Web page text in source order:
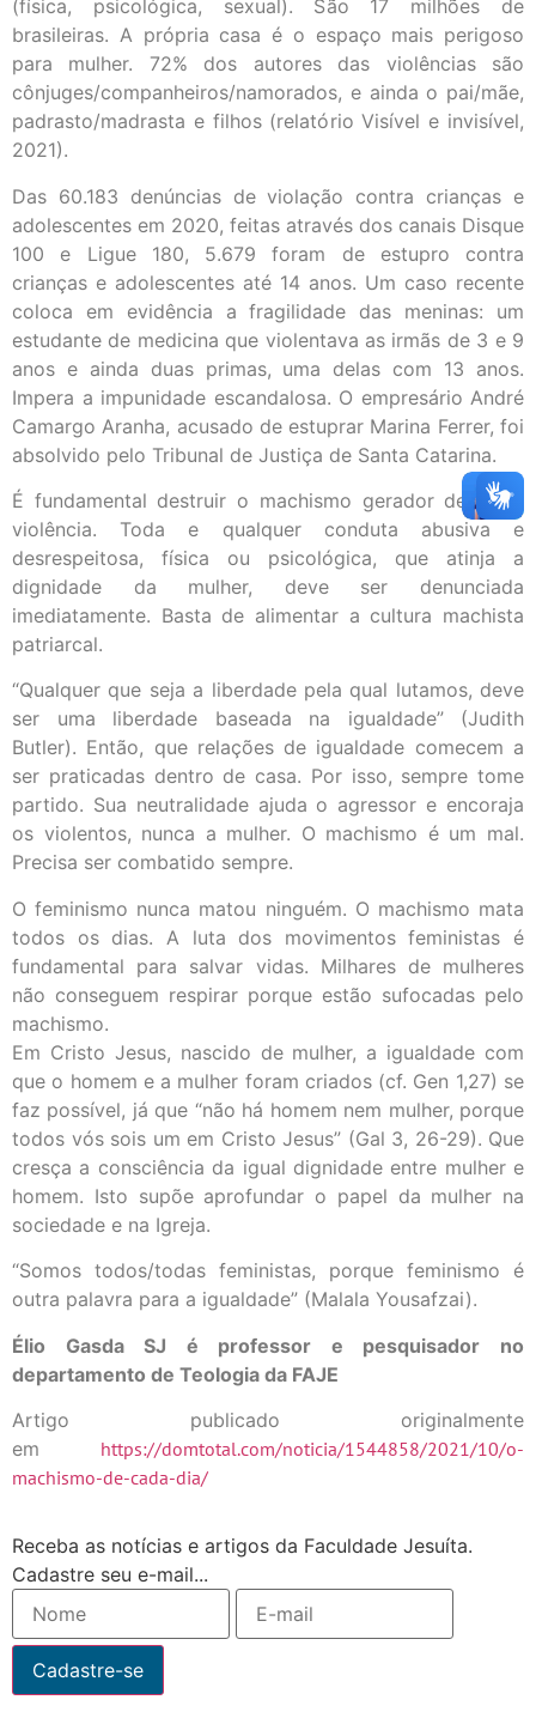
(física, psicológica, sexual). São 17 milhões de
brasileiras. A própria casa é o espaço mais perigoso
para mulher. 72% dos autores das violências são
cônjuges/companheiros/namorados, e ainda o pai/mãe,
padrasto/madrasta e filhos (relatório Visível e invisível,
2021).
Das 60.183 denúncias de violação contra crianças e
adolescentes em 2020, feitas através dos canais Disque
100 e Ligue 180, 5.679 foram de estupro contra
crianças e adolescentes até 14 anos. Um caso recente
coloca em evidência a fragilidade das meninas: um
estudante de medicina que violentava as irmãs de 3 e 9
anos e ainda duas primas, uma delas com 13 anos.
Impera a impunidade escandalosa. O empresário André
Camargo Aranha, acusado de estuprar Marina Ferrer, foi
absolvido pelo Tribunal de Justiça de Santa Catarina.
É fundamental destruir o machismo gerador de tanta
violência. Toda e qualquer conduta abusiva e
desrespeitosa, física ou psicológica, que atinja a
dignidade da mulher, deve ser denunciada
imediatamente. Basta de alimentar a cultura machista
patriarcal.
“Qualquer que seja a liberdade pela qual lutamos, deve
ser uma liberdade baseada na igualdade” (Judith
Butler). Então, que relações de igualdade comecem a
ser praticadas dentro de casa. Por isso, sempre tome
partido. Sua neutralidade ajuda o agressor e encoraja
os violentos, nunca a mulher. O machismo é um mal.
Precisa ser combatido sempre.
O feminismo nunca matou ninguém. O machismo mata
todos os dias. A luta dos movimentos feministas é
fundamental para salvar vidas. Milhares de mulheres
não conseguem respirar porque estão sufocadas pelo
machismo.
Em Cristo Jesus, nascido de mulher, a igualdade com
que o homem e a mulher foram criados (cf. Gen 1,27) se
faz possível, já que “não há homem nem mulher, porque
todos vós sois um em Cristo Jesus” (Gal 3, 26-29). Que
cresça a consciência da igual dignidade entre mulher e
homem. Isto supõe aprofundar o papel da mulher na
sociedade e na Igreja.
“Somos todos/todas feministas, porque feminismo é
outra palavra para a igualdade” (Malala Yousafzai).
Élio Gasda SJ é professor e pesquisador no
departamento de Teologia da FAJE
Artigo publicado originalmente
em https://domtotal.com/noticia/1544858/2021/10/o-
machismo-de-cada-dia/
Receba as notícias e artigos da Faculdade Jesuíta.
Cadastre seu e-mail...